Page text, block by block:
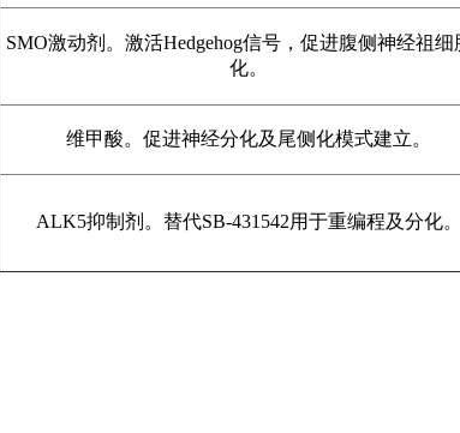
SMO激动剂。激活Hedgehog信号，促进腹侧神经祖细
化。
维甲酸。促进神经分化及尾侧化模式建立。
ALK5抑制剂。替代SB-431542用于重编程及分化。